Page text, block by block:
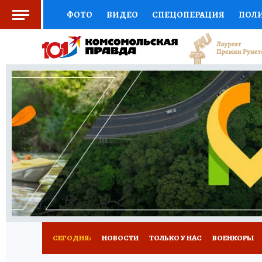
ФОТО ВИДЕО СПЕЦОПЕРАЦИЯ
СОЦПОДДЕРЖКА НАУКА СПОРТ
ВЫБОР ЭКСПЕРТОВ ДОКТОР
КНИЖНАЯ ПОЛКА ПРОГНОЗЫ НА СПОРТ
ПРЕСС-ЦЕНТР НЕДВИЖИМОСТЬ
РАДИО КП РЕКЛАМА ТЕСТЫ НОВОЕ
СЕГОДНЯ: НОВОСТИ ТОЛЬКО У НАС ВОЕНКОРЫ